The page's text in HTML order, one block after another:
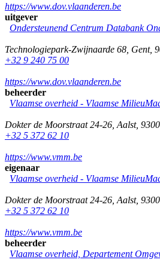
https://www.dov.vlaanderen.be
uitgever
Ondersteunend Centrum Databank
Technologiepark-Zwijnaarde 68 Gent,
+32 9 240 75 00
https://www.dov.vlaanderen.be
beheerder
Vlaamse overheid - Vlaamse
Dokter de Moorstraat 24-26 Aalst, 9300
+32 5 372 62 10
https://www.vmm.be
eigenaar
Vlaamse overheid - Vlaamse
Dokter de Moorstraat 24-26 Aalst, 9300
+32 5 372 62 10
https://www.vmm.be
beheerder
Vlaamse overheid, Departement